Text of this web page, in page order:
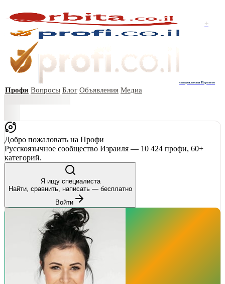
+
специалисты Израиля
Профи Вопросы Блог Объявления Медиа
Добро пожаловать на Профи
Русскоязычное сообщество Израиля — 10 424 профи, 60+
категорий.
Я ищу специалиста
Найти, сравнить, написать — бесплатно
Войти